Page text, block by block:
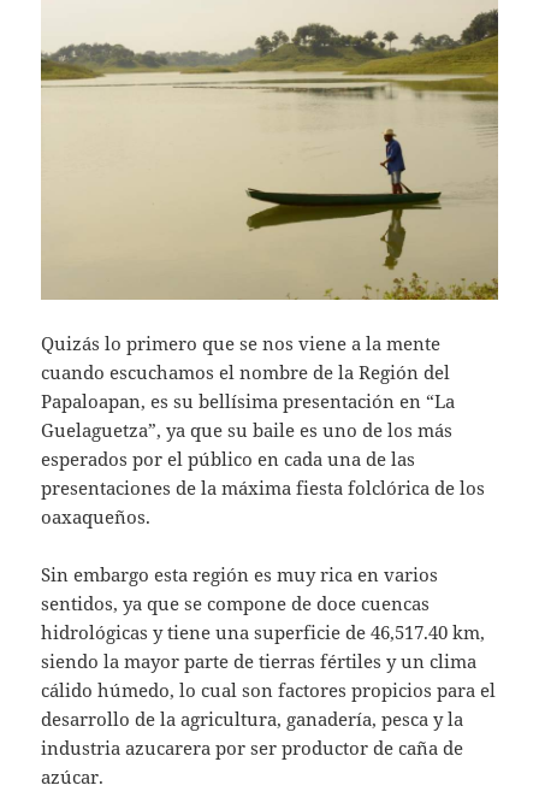
Quizás lo primero que se nos viene a la mente
cuando escuchamos el nombre de la Región del
Papaloapan, es su bellísima presentación en “La
Guelaguetza”, ya que su baile es uno de los más
esperados por el público en cada una de las
presentaciones de la máxima fiesta folclórica de los
oaxaqueños.
Sin embargo esta región es muy rica en varios
sentidos, ya que se compone de doce cuencas
hidrológicas y tiene una superficie de 46,517.40 km,
siendo la mayor parte de tierras fértiles y un clima
cálido húmedo, lo cual son factores propicios para el
desarrollo de la agricultura, ganadería, pesca y la
industria azucarera por ser productor de caña de
azúcar.